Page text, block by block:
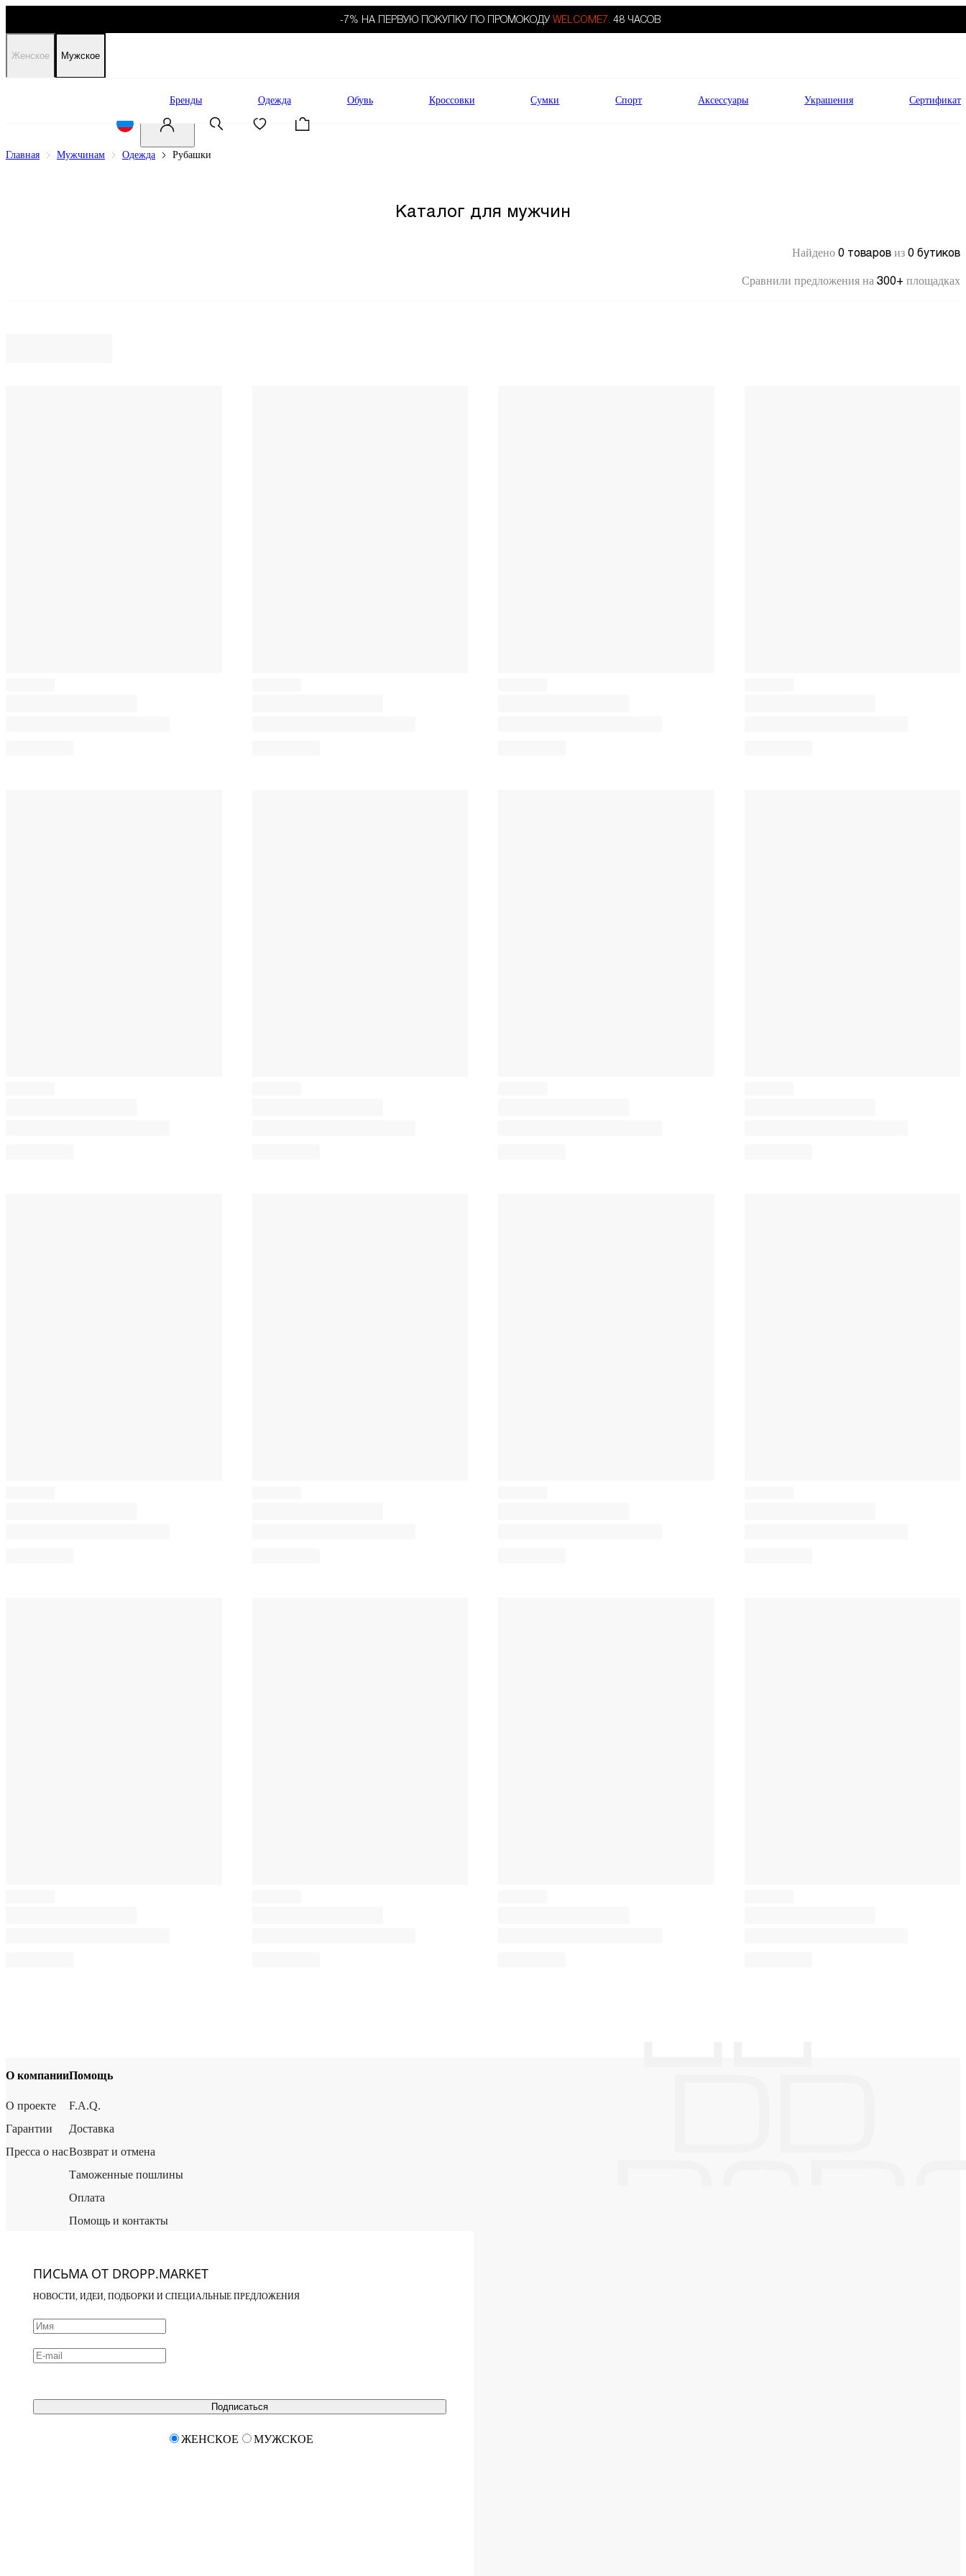
-7% НА ПЕРВУЮ ПОКУПКУ ПО ПРОМОКОДУ WELCOME7. 48 ЧАСОВ
Женское Мужское
Бренды Одежда Обувь Кроссовки Сумки Спорт Аксессуары Украшения Сертификат
Главная Мужчинам Одежда Рубашки
Каталог для мужчин
Найдено 0 товаров из 0 бутиков
Сравнили предложения на 300+ площадках
О компании
О проекте
Гарантии
Пресса о нас
Помощь
F.A.Q.
Доставка
Возврат и отмена
Таможенные пошлины
Оплата
Помощь и контакты
ПИСЬМА ОТ DROPP.MARKET
НОВОСТИ, ИДЕИ, ПОДБОРКИ И СПЕЦИАЛЬНЫЕ ПРЕДЛОЖЕНИЯ
Подписаться
ЖЕНСКОЕ МУЖСКОЕ